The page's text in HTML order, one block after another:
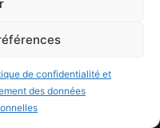
de confidentialité et
des données
(Metz, Moselle,